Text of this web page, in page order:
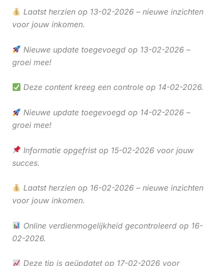
Laatst herzien op 13-02-2026 – nieuwe inzichten
voor jouw inkomen.
Nieuwe update toegevoegd op 13-02-2026 –
groei mee!
Deze content kreeg een controle op 14-02-2026.
Nieuwe update toegevoegd op 14-02-2026 –
groei mee!
Informatie opgefrist op 15-02-2026 voor jouw
succes.
Laatst herzien op 16-02-2026 – nieuwe inzichten
voor jouw inkomen.
Online verdienmogelijkheid gecontroleerd op 16-
02-2026.
Deze tip is geüpdatet op 17-02-2026 voor